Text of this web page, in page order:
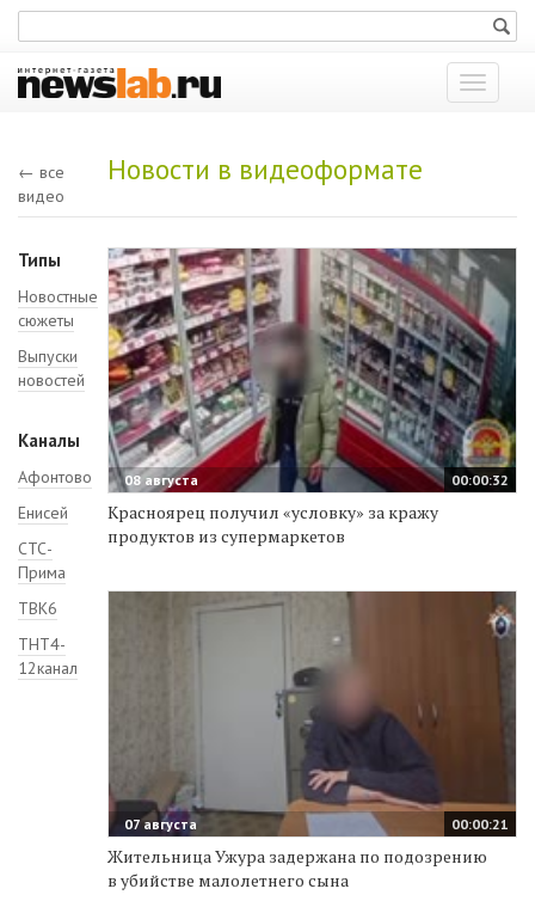
Показать
меню
← все
видео
Новости в видеоформате
Типы
Новостные
сюжеты
Выпуски
новостей
Каналы
Афонтово
Енисей
СТС-
Прима
ТВК6
ТНТ4-
12канал
00:00:32
08 августа
Красноярец получил «условку» за кражу
продуктов из супермаркетов
00:00:21
07 августа
Жительница Ужура задержана по подозрению
в убийстве малолетнего сына